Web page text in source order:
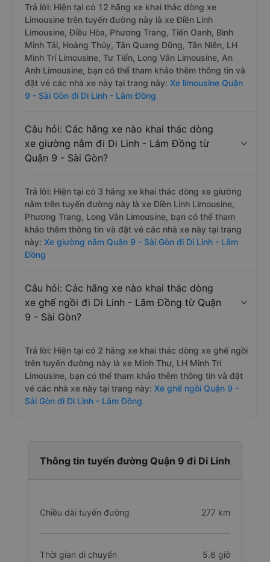
Trả lời: Hiện tại có 12 hãng xe khai thác dòng xe
Limousine trên tuyến đường này là xe Điền Linh
Limousine, Điều Hòa, Phương Trang, Tiến Oanh, Bình
Minh Tải, Hoàng Thủy, Tân Quang Dũng, Tân Niên, LH
Minh Trí Limousine, Tư Tiến, Long Vân Limousine, An
Anh Limousine, bạn có thể tham khảo thêm thông tin và
đặt vé các nhà xe này tại trang này: Xe limousine Quận
9 - Sài Gòn đi Di Linh - Lâm Đồng
Câu hỏi: Các hãng xe nào khai thác dòng
xe giường nằm đi Di Linh - Lâm Đồng từ
Quận 9 - Sài Gòn?
Trả lời: Hiện tại có 3 hãng xe khai thác dòng xe giường
nằm trên tuyến đường này là xe Điền Linh Limousine,
Phương Trang, Long Vân Limousine, bạn có thể tham
khảo thêm thông tin và đặt vé các nhà xe này tại trang
này: Xe giường nằm Quận 9 - Sài Gòn đi Di Linh - Lâm
Đồng
Câu hỏi: Các hãng xe nào khai thác dòng
xe ghế ngồi đi Di Linh - Lâm Đồng từ Quận
9 - Sài Gòn?
Trả lời: Hiện tại có 2 hãng xe khai thác dòng xe ghế ngồi
trên tuyến đường này là xe Minh Thư, LH Minh Trí
Limousine, bạn có thể tham khảo thêm thông tin và đặt
vé các nhà xe này tại trang này: Xe ghế ngồi Quận 9 -
Sài Gòn đi Di Linh - Lâm Đồng
Thông tin tuyến đường Quận 9 đi Di Linh
Chiều dài tuyến đường 277 km
Thời gian di chuyển 5.6 giờ